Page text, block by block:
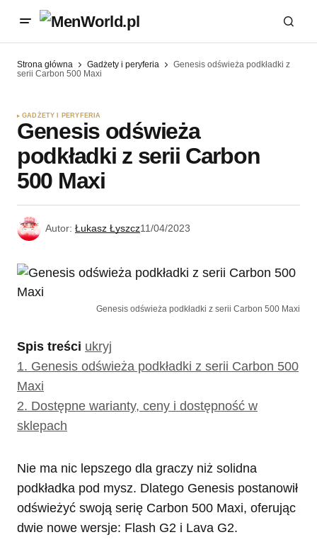
Strona główna Gadżety i peryferia
Genesis odświeża podkładki z
serii Carbon 500 Maxi
GADŻETY I PERYFERIA
Genesis odświeża
podkładki z serii Carbon
500 Maxi
Autor: Łukasz Łyszcz11/04/2023
Genesis odświeża podkładki z serii Carbon 500 Maxi
Spis treści ukryj
1. Genesis odświeża podkładki z serii Carbon 500
Maxi
2. Dostępne warianty, ceny i dostępność w
sklepach
Nie ma nic lepszego dla graczy niż solidna
podkładka pod mysz. Dlatego Genesis postanowił
odświeżyć swoją serię Carbon 500 Maxi, oferując
dwie nowe wersje: Flash G2 i Lava G2.